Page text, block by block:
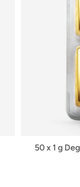
50 x 1 g